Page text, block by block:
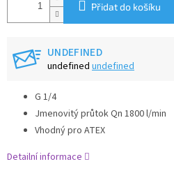
Přidat do košíku
UNDEFINED
undefined undefined
G 1/4
Jmenovitý průtok Qn 1800 l/min
Vhodný pro ATEX
Detailní informace